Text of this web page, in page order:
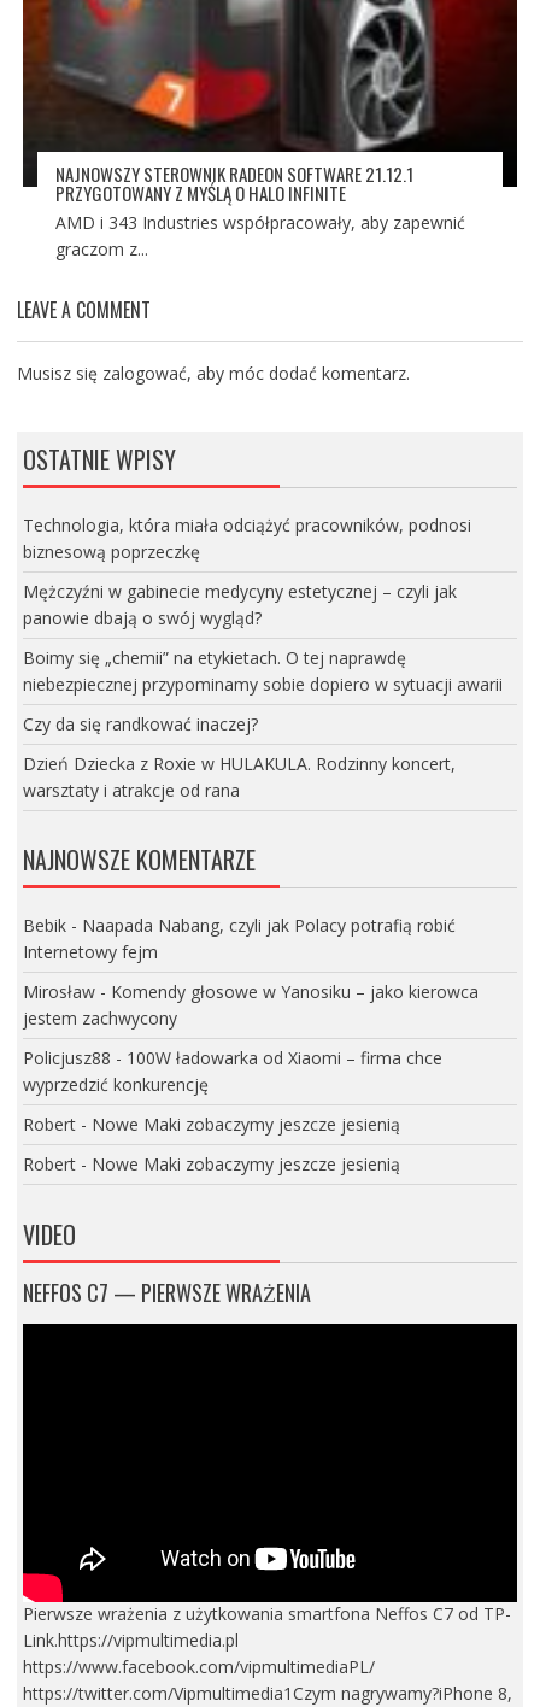
NAJNOWSZY STEROWNIK RADEON SOFTWARE 21.12.1
PRZYGOTOWANY Z MYŚLĄ O HALO INFINITE
AMD i 343 Industries współpracowały, aby zapewnić
graczom z...
LEAVE A COMMENT
Musisz się zalogować, aby móc dodać komentarz.
OSTATNIE WPISY
Technologia, która miała odciążyć pracowników, podnosi
biznesową poprzeczkę
Mężczyźni w gabinecie medycyny estetycznej – czyli jak
panowie dbają o swój wygląd?
Boimy się „chemii” na etykietach. O tej naprawdę
niebezpiecznej przypominamy sobie dopiero w sytuacji awarii
Czy da się randkować inaczej?
Dzień Dziecka z Roxie w HULAKULA. Rodzinny koncert,
warsztaty i atrakcje od rana
NAJNOWSZE KOMENTARZE
Bebik- Naapada Nabang, czyli jak Polacy potrafią robić
Internetowy fejm
Mirosław- Komendy głosowe w Yanosiku – jako kierowca
jestem zachwycony
Policjusz88 - 100W ładowarka od Xiaomi – firma chce
wyprzedzić konkurencję
Robert- Nowe Maki zobaczymy jeszcze jesienią
Robert- Nowe Maki zobaczymy jeszcze jesienią
VIDEO
NEFFOS C7 — PIERWSZE WRAŻENIA
Pierwsze wrażenia z użytkowania smartfona Neffos C7 od TP-
Link.https://vipmultimedia.pl
https://www.facebook.com/vipmultimediaPL/
https://twitter.com/Vipmultimedia1Czym nagrywamy?iPhone 8,